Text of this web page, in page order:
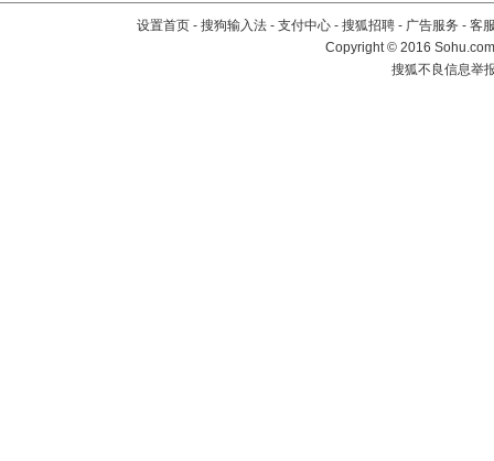
设置首页 - 搜狗输入法 - 支付中心 - 搜狐招聘 - 广告服务 - 客
Copyright©2016
搜狐不良信息举